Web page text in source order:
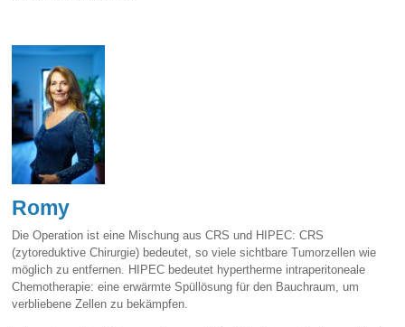
Romy
Die Operation ist eine Mischung aus CRS und HIPEC: CRS
(zytoreduktive Chirurgie) bedeutet, so viele sichtbare Tumorzellen wie
möglich zu entfernen. HIPEC bedeutet hypertherme intraperitoneale
Chemotherapie: eine erwärmte Spüllösung für den Bauchraum, um
verbliebene Zellen zu bekämpfen.